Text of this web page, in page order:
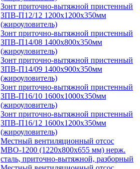
Зонт приточно-вытяжной пристенный
ЗПВ-П12/12 1200х1200х350мм
(жироуловитель)
Зонт приточно-вытяжной пристенный
ЗПВ-П14/08 1400х800х350мм
(жироуловитель)
Зонт приточно-вытяжной пристенный
ЗПВ-П14/09 1400х900х350мм
(жироуловитель)
Зонт приточно-вытяжной пристенный
ЗПВ-П16/10 1600х1000х350мм
(жироуловитель)
Зонт приточно-вытяжной пристенный
ЗПВ-П16/12 1600х1200х350мм
(жироуловитель)
Местный вентиляционный отсос
МВО-1200 (1220х800х655 мм) нерж.
сталь, приточно-вытяжной, разборный